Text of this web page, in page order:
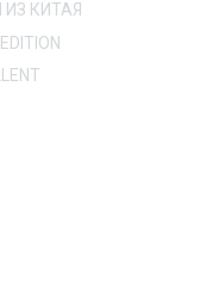
ИЗ КИТАЯ